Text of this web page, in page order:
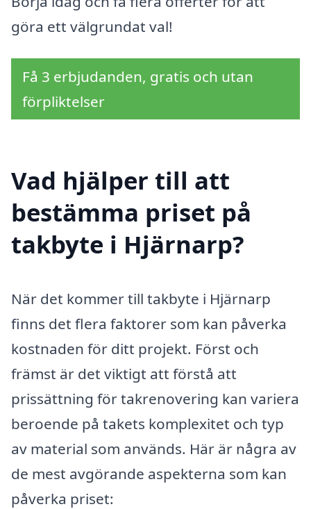
göra ett välgrundat val!
Få 3 erbjudanden, gratis och utan
förpliktelser
Vad hjälper till att
bestämma priset på
takbyte i Hjärnarp?
När det kommer till takbyte i Hjärnarp
finns det flera faktorer som kan påverka
kostnaden för ditt projekt. Först och
främst är det viktigt att förstå att
prissättning för takrenovering kan variera
beroende på takets komplexitet och typ
av material som används. Här är några av
de mest avgörande aspekterna som kan
påverka priset: